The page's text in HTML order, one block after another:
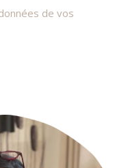
de vos